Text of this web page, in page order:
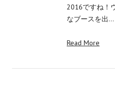
2016ですね！
なブースを出…
Read More